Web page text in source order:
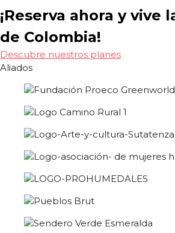
¡Reserva ahora y vive
de Colombia!
Descubre nuestros planes
Aliados